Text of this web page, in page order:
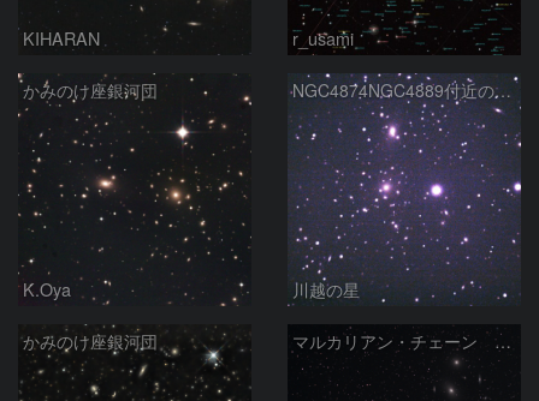
KIHARAN r_usami
かみのけ座銀河団
K.Oya
NGC4874NGC4889付近の銀河団
川越の星
かみのけ座銀河団 マルカリアン・チェーン おとめ座銀河団